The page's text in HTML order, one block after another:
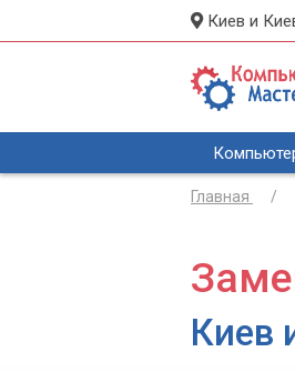
Киев и
Главная
Киев